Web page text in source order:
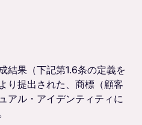
結果（下記第1.6条の定義を
り提出された、商標（顧客
アル・アイデンティティに